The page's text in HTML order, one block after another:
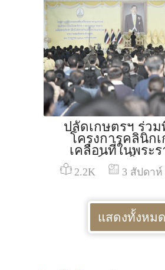
ปลัดเกษตรฯ ร่วม
โครงการคลินิก
เคลื่อนที่ในพระ
เคราะห์ สมเด็จพร
รสาธิราช ฯ สยาม
ในโอกาสวันเฉ
พระชนมพรรษาพ
สมเด็จพระเจ้าอยู่
กรกฎาคม 2569 ระดั
2.2K 3 สัปดา
แสดงทั้งหมด